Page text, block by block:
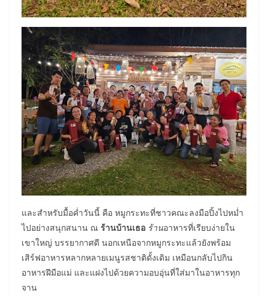
และสำหรับมื้อค่ำวันนี้​ คือ​ หมูกระทะ​ที่ชาวคณะลงมือปิ้งไปหม่ำ
ไปอย่างสนุกสนาน ณ​ ร้านบ้านเธอ​ ร้านอาหารที่เรียบง่ายใน
เขาใหญ่ บรรยากาศดี นอกเหนือจากหมูกระทะแล้วยังพร้อม
เสิร์ฟอาหารหลากหลายเมนูรสชาติดั้งเดิม เหมือนกลับไปกิน
อาหารฝีมือแม่ และแฝงไปด้วยความอบอุ่นที่ใส่มาในอาหารทุก
จาน